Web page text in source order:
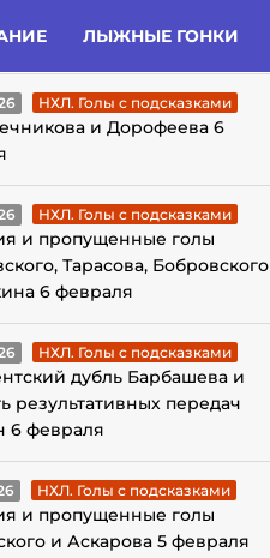
ЛЫЖНЫЕ ГОНКИ
ПОДСКАЗКАМИ
НХЛ. Голы с подсказками
и Дорофеева 6
НХЛ. Голы с подсказками
и пропущенные голы
Тарасова, Бобровского
6 февраля
НХЛ. Голы с подсказками
дубль Барбашева и
результативных передач
6 февраля
НХЛ. Голы с подсказками
и пропущенные голы
и Аскарова 5 февраля